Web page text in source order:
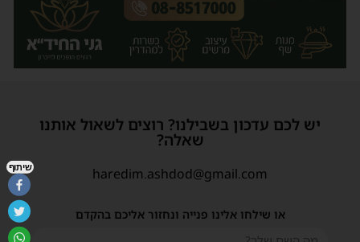
יש לכם עדכון בשבילנו? רוצים לשאול אותנו
שאלה?
haredim.ashdod@gmail.com
או שילחו אלינו פנייה ונחזור אליכם בהקדם
שיתוף